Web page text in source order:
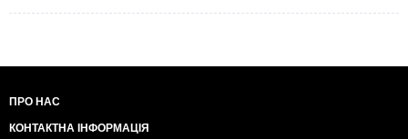
ПРО НАС
КОНТАКТНА ІНФОРМАЦІЯ